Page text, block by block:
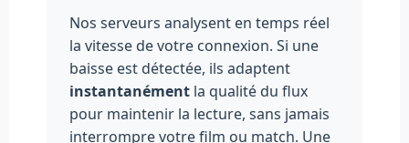
Nos serveurs analysent en temps réel
la vitesse de votre connexion. Si une
baisse est détectée, ils adaptent
instantanément la qualité du flux
pour maintenir la lecture, sans jamais
interrompre votre film ou match. Une